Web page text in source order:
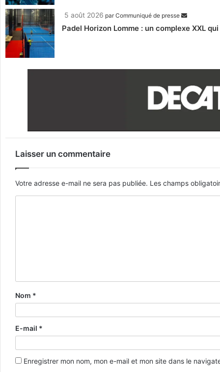
5 août 2026 parCommuniqué de presse
Padel Horizon Lomme : un complexe XXL
Laisser un commentaire
Votre adresse e-mail ne sera pas publiée. Les champs
Nom *
E-mail *
Enregistrer mon nom, mon e-mail et mon site dans le